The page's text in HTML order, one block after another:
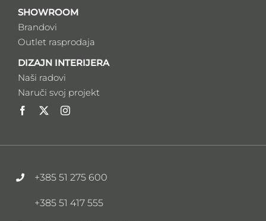
INFORMACIJE
Plaćanja
Isporuka i montaže
Opći uvjeti prodaje
SHOWROOM
Brandovi
Outlet rasprodaja
Naši radovi